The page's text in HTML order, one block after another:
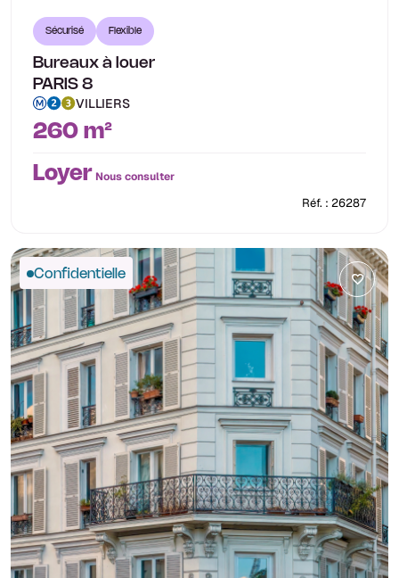
Sécurisé Flexible
Bureaux à louer
PARIS 8
VILLIERS
260 m²
Loyer Nous consulter
Réf. : 26287
Confidentielle